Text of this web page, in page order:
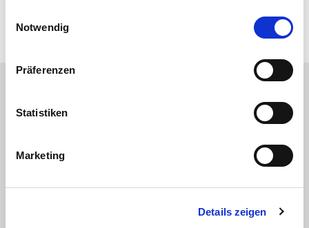
Notwendig
Präferenzen
Statistiken
Marketing
Details zeigen
14 15